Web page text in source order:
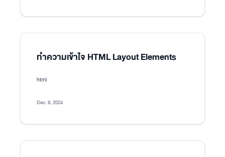
ทำความเข้าใจ HTML Layout Elements
html
Dec. 9, 2024